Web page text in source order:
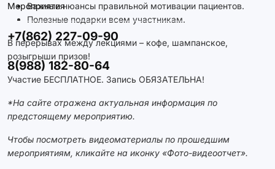
Мероприятия
+7(862) 227-09-90
8(988) 182-80-64
Важные нюансы правильной мотивации пациентов.
Полезные подарки всем участникам.
В перерывах между лекциями – кофе, шампанское,
розыгрыши призов!
Участие БЕСПЛАТНОЕ. Запись ОБЯЗАТЕЛЬНА!
*На сайте отражена актуальная информация по
предстоящему мероприятию.
Чтобы посмотреть видеоматериалы по прошедшим
мероприятиям, кликайте на иконку «Фото-видеоотчет».